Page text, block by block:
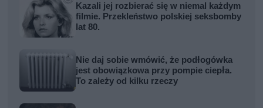
Kazali jej rozbierać się w niemal każdym
filmie. Przekleństwo polskiej seksbomby
lat 80.
Nie daj sobie wmówić, że podłogówka
jest obowiązkowa przy pompie ciepła.
To zależy od kilku rzeczy